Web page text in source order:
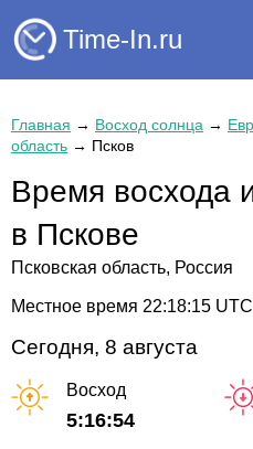
Time-In.ru
Главная → Восход солнца →
область → Псков
Время восхода
в Пскове
Псковская область, Россия
Местное время 22:18:15
Сегодня, 8 августа
Восход
5:16:54